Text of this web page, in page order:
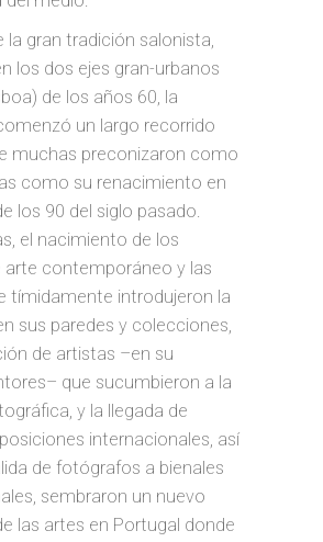
la gran tradición salonista,
los dos ejes gran-urbanos
de los años 60, la
un largo recorrido
muchas preconizaron como
como su renacimiento en
los 90 del siglo pasado.
el nacimiento de los
arte contemporáneo y las
tímidamente introdujeron la
sus paredes y colecciones,
de artistas –en su
que sucumbieron a la
y la llegada de
internacionales, así
de fotógrafos a bienales
sembraron un nuevo
las artes en Portugal donde